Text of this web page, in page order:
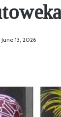
June 13, 2026